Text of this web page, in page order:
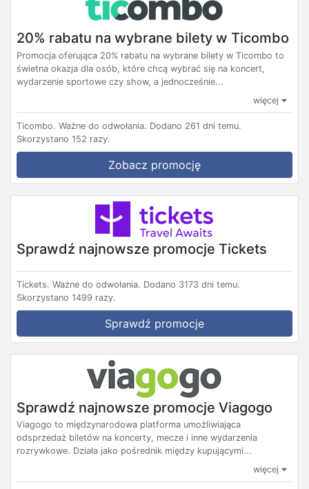
20% rabatu na wybrane bilety w Ticombo
Promocja oferująca 20% rabatu na wybrane bilety w Ticombo to
świetna okazja dla osób, które chcą wybrać się na koncert,
wydarzenie sportowe czy show, a jednocześnie...
więcej
Ticombo. Ważne do odwołania. Dodano 261 dni temu.
Skorzystano 152 razy.
Zobacz promocję
Sprawdź najnowsze promocje Tickets
Tickets. Ważne do odwołania. Dodano 3173 dni temu.
Skorzystano 1499 razy.
Sprawdź promocje
Sprawdź najnowsze promocje Viagogo
Viagogo to międzynarodowa platforma umożliwiająca
odsprzedaż biletów na koncerty, mecze i inne wydarzenia
rozrywkowe. Działa jako pośrednik między kupującymi...
więcej